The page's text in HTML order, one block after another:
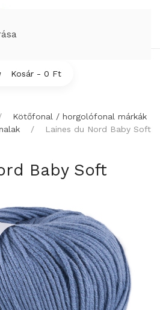
Kosár - 0 Ft
Kötőfonal / horgolófonal márkák
Laines du Nord Baby Soft
Baby Soft